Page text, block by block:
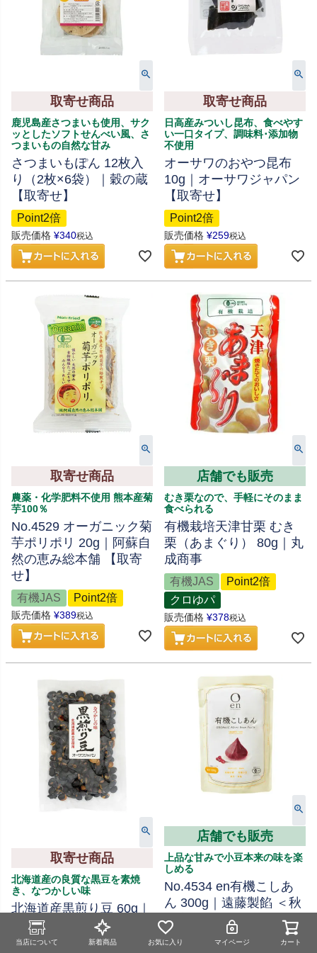
当店について 新着商品 お気に入り マイページ カート
取寄せ商品
鹿児島産さつまいも使用、サク
ッとしたソフトせんべい風、さ
つまいもの自然な甘み
さつまいもぽん 12枚入
り（2枚×6袋）｜穀の蔵
【取寄せ】
Point2倍
販売価格 ¥340税込
取寄せ商品
日高産みついし昆布、食べやす
い一口タイプ、調味料･添加物
不使用
オーサワのおやつ昆布
10g｜オーサワジャパン
【取寄せ】
Point2倍
販売価格 ¥259税込
取寄せ商品
農薬・化学肥料不使用 熊本産菊
芋100％
No.4529 オーガニック菊
芋ポリポリ 20g｜阿蘇自
然の恵み総本舗 【取寄
せ】
有機JAS Point2倍
販売価格 ¥389税込
店舗でも販売
むき栗なので、手軽にそのまま
食べられる
有機栽培天津甘栗 むき
栗（あまぐり） 80g｜丸
成商事
有機JAS
Point2倍
クロゆパ
販売価格 ¥378税込
取寄せ商品
北海道産の良質な黒豆を素焼
き、なつかしい味
北海道産黒煎り豆 60g｜
オーサワジャパン 【取
寄せ】
店舗でも販売
上品な甘みで小豆本来の味を楽
しめる
No.4534 en有機こしあ
ん 300g｜遠藤製餡 ＜秋
冬商品＞
有機JAS 季節商品